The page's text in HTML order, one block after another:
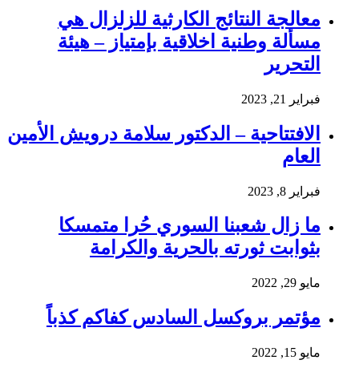
معالجة النتائج الكارثية للزلزال هي
مسألة وطنية اخلاقية بإمتياز – هيئة
التحرير
فبراير 21, 2023
الافتتاحية – الدكتور سلامة درويش الأمين
العام
فبراير 8, 2023
ما زال شعبنا السوري حُرا متمسكا
بثوابت ثورته بالحرية والكرامة
مايو 29, 2022
مؤتمر بروكسل السادس كفاكم كذباً
مايو 15, 2022